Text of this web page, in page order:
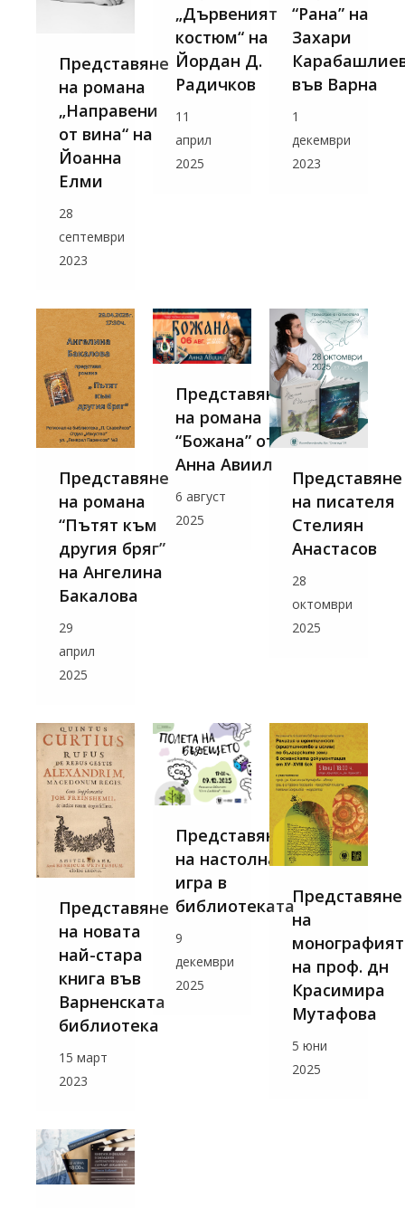
Представяне
на романа
„Направени
от вина“ на
Йоанна
Елми
28
септември
2023
„Дървеният
костюм“ на
Йордан Д.
Радичков
11
април
2025
“Рана” на
Захари
във Варна
1
декември
2023
Представяне
на романа
“Пътят към
другия бряг”
на Ангелина
Бакалова
29
април
2025
Представяне
на романа
“Божана” от
Анна Авиил
6 август
2025
Представяне
на писателя
Стелиян
Анастасов
28
октомври
2025
Представяне
на новата
най-стара
книга във
Варненската
библиотека
15 март
2023
Представяне
на настолна
игра в
библиотеката
9
декември
2025
Представяне
на
на проф. дн
Красимира
Мутафова
5 юни
2025